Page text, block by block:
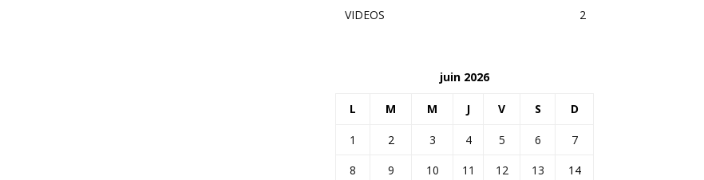
VIDEOS
2
juin 2026
L M M J V S D
1 2 3 4 5 6
7
8
9 10 11 12 13
14